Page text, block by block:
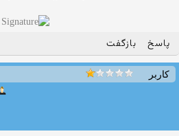
پاسخ بازگفت
کاربر